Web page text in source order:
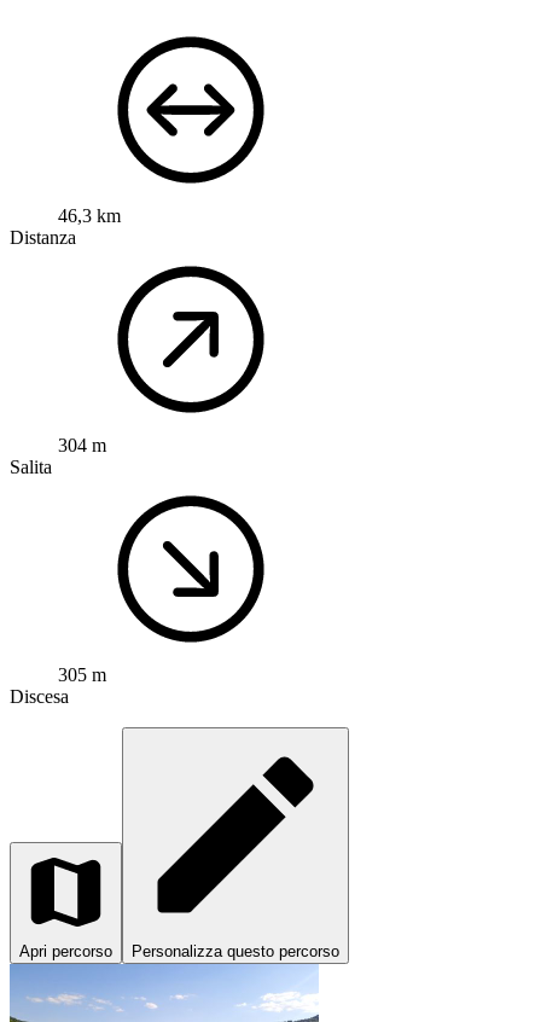
46,3 km
Distanza
304 m
Salita
305 m
Discesa
Apri percorso Personalizza questo percorso